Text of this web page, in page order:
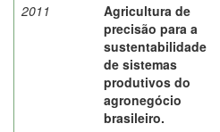
2011
Agricultura de
precisão para a
sustentabilidade
de sistemas
produtivos do
agronegócio
brasileiro.